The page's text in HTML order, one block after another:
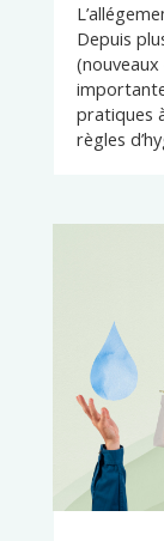
Depuis
pratiques
règles